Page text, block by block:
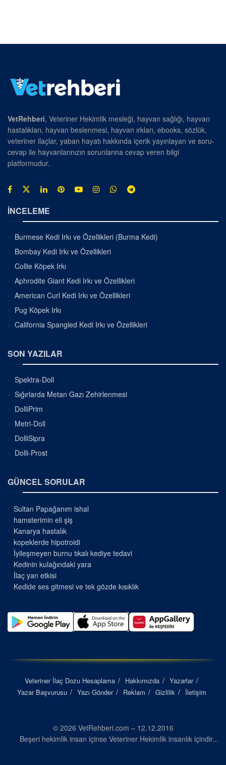
VetRehberi, Veteriner Hekimlik mesleği, hayvan sağlığı, hayvan
hastalıkları, hayvan beslenmesi, hayvan ırkları, ebooks, sözlük,
veteriner ilaçlar, yaban hayatı hakkında içerik yayınlayan ve soru-
cevap ile hayvanlarınızın sorunlarına cevap veren bilgi
platformudur.
İNCELEME
Burmese Kedi Irkı ve Özellikleri (Burma Kedi)
Bombay Kedi Irkı ve Özellikleri
Collie Köpek Irkı
Aphrodite Giant Kedi Irkı ve Özellikleri
American Curl Kedi Irkı ve Özellikleri
Pug Köpek Irkı
California Spangled Kedi Irkı ve Özellikleri
SON YAZILAR
Spektra-Doll
Sığırlarda Metan Gazı Zehirlenmesi
DolliPrim
Metri-Doll
DolliSipra
Dolli-Prost
GÜNCEL SORULAR
Sultan Papağanım ishal
hamsterimin eli şiş
Kanarya hastalık
kopeklerde hipotroidi
İyileşmeyen burnu tıkalı kediye tedavi
Kedinin kulağındaki yara
İlaç yan etkisi
Kedide ses gitmesi ve tek gözde kısıklık
Veteriner İlaç Dozu Hesaplama Hakkımızda
Yazarlar
Yazar Başvurusu
Yazı Gönder Reklam Gizlilik İletişim
© 2026 VetRehberi.com – 12.12.2016
Beşeri hekimlik insan içinse Veteriner Hekimlik insanlık içindir...